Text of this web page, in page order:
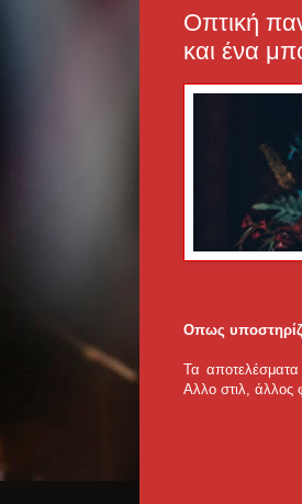
Οπτική
και ένα
Οπως
Τα αποτελέσματα
Αλλο στιλ, άλλος